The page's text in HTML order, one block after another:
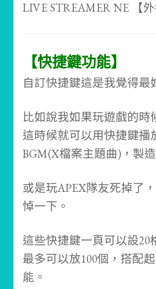
【快捷鍵功能】
自訂快捷鍵這是我覺得最
比如說我如果玩遊戲的時
這時候就可以用快捷鍵播
BGM(X檔案主題曲)，製
或是玩APEX隊友死掉了
悼一下。
這些快捷鍵一頁可以設20
最多可以放100個，搭配
能。